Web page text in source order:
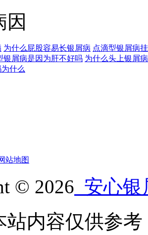
因
为什么屁股容易长银屑病 点滴型银屑病
银屑病是因为肝不好吗 为什么头上银屑
什么
站地图
© 2026 安心银
站内容仅供参